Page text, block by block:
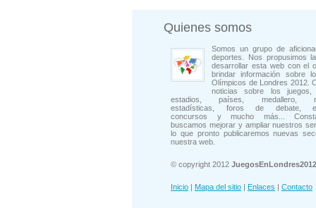
Quienes somos
Somos un grupo de
deportes. Nos propusimos
desarrollar esta web con el
brindar información sobre
Olímpicos de Londres 2012.
noticias sobre los juegos,
estadios, países, medallero,
estadísticas, foros de debate,
concursos y mucho más...
buscamos mejorar y ampliar nuestros
lo que pronto publicaremos nuevas
nuestra web.
© copyright 2012
Inicio | Mapa del sitio | Enlaces | Contacto